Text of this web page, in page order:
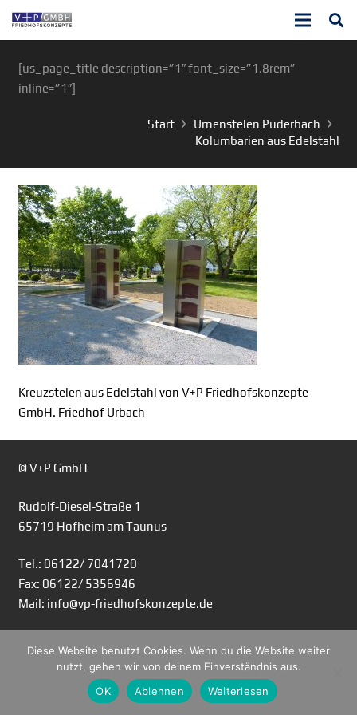
[us_page_title description=”1″ font_size=”1.8rem”
inline=”1″]
Start
Urnenstelen Puderbach
Kolumbarien aus Edelstahl
Kreuzstelen aus Edelstahl von V+P Friedhofskonzepte
GmbH. Friedhof Urbach
© V+P GmbH
Rudolf-Diesel-Straße 1
65719 Hofheim am Taunus
Tel.: 06122/ 7041720
Fax: 06122/ 5356946
Mail: info@vp-friedhofskonzepte.de
Diese Website benutzt Cookies. Wenn du die Website weiter
nutzt, gehen wir von deinem Einverständnis aus.
OK
Ablehnen Weiterlesen